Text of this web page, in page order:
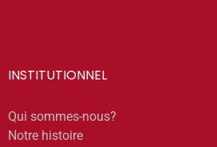
INSTITUTIONNEL
Qui sommes-nous?
Notre histoire